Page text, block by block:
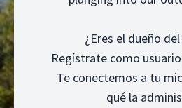
¿Eres el dueño
Regístrate como
Te conectemos a tu
qué la